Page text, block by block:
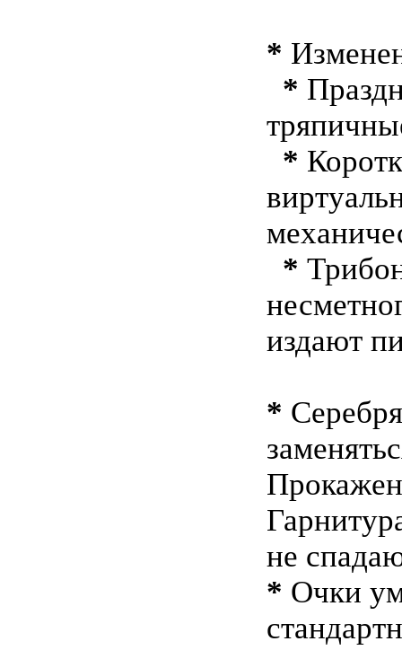
*
*
*
*
издают
*
не
* Очки